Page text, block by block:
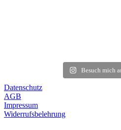
Besuch mich
Datenschutz
AGB
Impressum
Widerrufsbelehrung